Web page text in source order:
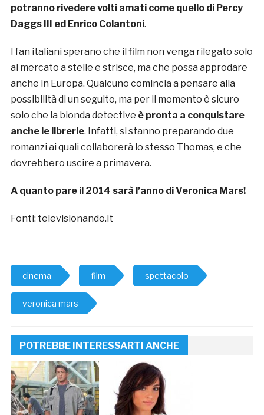
potranno rivedere volti amati come quello di Percy
Daggs III ed Enrico Colantoni.
I fan italiani sperano che il film non venga rilegato solo
al mercato a stelle e strisce, ma che possa approdare
anche in Europa. Qualcuno comincia a pensare alla
possibilità di un seguito, ma per il momento è sicuro
solo che la bionda detective è pronta a conquistare
anche le librerie. Infatti, si stanno preparando due
romanzi ai quali collaborerà lo stesso Thomas, e che
dovrebbero uscire a primavera.
A quanto pare il 2014 sarà l’anno di Veronica Mars!
Fonti: televisionando.it
cinema film spettacolo
veronica mars
POTREBBE INTERESSARTI ANCHE